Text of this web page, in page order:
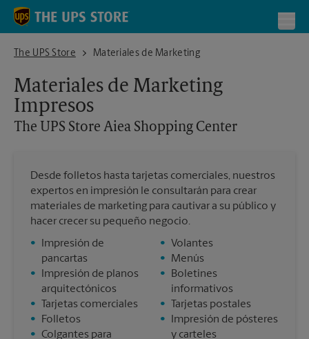
Skip to content
Return to Nav
The UPS Store
The UPS Store Aiea Shopping Center
Materiales de Marketing
Materiales de Marketing
Impresos
The UPS Store Aiea Shopping Center
Desde folletos hasta tarjetas comerciales, nuestros
expertos en impresión le consultarán para crear
materiales de marketing para cautivar a su público y
hacer crecer su pequeño negocio.
•
Impresión de
pancartas
•
Impresión de planos
arquitectónicos
•
Tarjetas comerciales
•
Folletos
• Colgantes para
•
Volantes
•
Menús
•
Boletines
informativos
•
Tarjetas postales
•
Impresión de pósteres
y carteles